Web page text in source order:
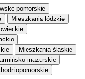
pomorskie
Mieszkania łódzkie
Mieszkania śląskie
mazurskie